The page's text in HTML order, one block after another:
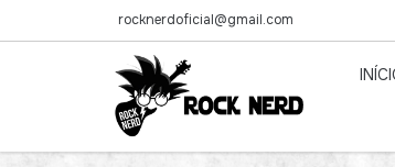
rocknerdoficial@gmail.com